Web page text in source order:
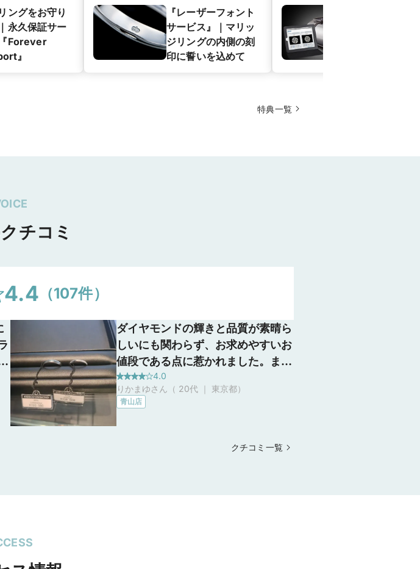
ングをお守り
永久保証サー
Forever
』
『レーザーフォント
サービス』｜マリッ
ジリングの内側の刻
印に誓いを込めて
特典一覧
チコミ
4.4 （107件）
ダイヤモンドの輝きと品質が素晴ら
しいにも関わらず、お求めやすいお
値段である点に惹かれました。ま
た、結婚指輪のデザインは500種類
ほどあり、追加でセミオーダーも可
能ですので、気に入る形が見つかる
4.0
りかまゆさん（ 20代 ｜ 東京都）
青山店
クチコミ一覧